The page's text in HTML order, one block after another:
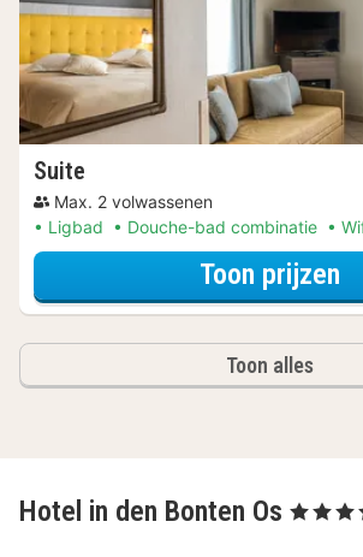
Suite
Max. 2 volwassenen
Ligbad
Douche-bad combinatie
Toon prijzen
Toon alles
Hotel in den Bonten Os , 4 Sterren